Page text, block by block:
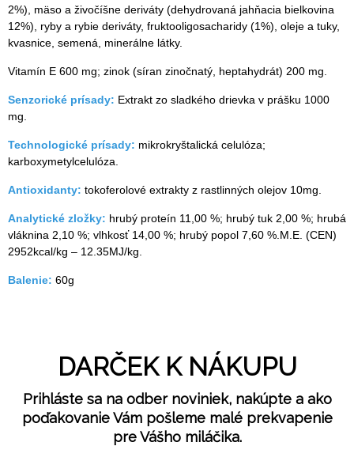
2%), mäso a živočíšne deriváty (dehydrovaná jahňacia bielkovina
12%), ryby a rybie deriváty, fruktooligosacharidy (1%), oleje a tuky,
kvasnice, semená, minerálne látky.
Vitamín E 600 mg; zinok (síran zinočnatý, heptahydrát) 200 mg.
Senzorické prísady: Extrakt zo sladkého drievka v prášku 1000
mg.
Technologické prísady: mikrokryštalická celulóza;
karboxymetylcelulóza.
Antioxidanty: tokoferolové extrakty z rastlinných olejov 10mg.
Analytické zložky: hrubý proteín 11,00 %; hrubý tuk 2,00 %; hrubá
vláknina 2,10 %; vlhkosť 14,00 %; hrubý popol 7,60 %.M.E. (CEN)
2952kcal/kg – 12.35MJ/kg.
Balenie: 60g
DARČEK K NÁKUPU
Prihláste sa na odber noviniek, nakúpte a ako
poďakovanie Vám pošleme malé prekvapenie
pre Vášho miláčika.